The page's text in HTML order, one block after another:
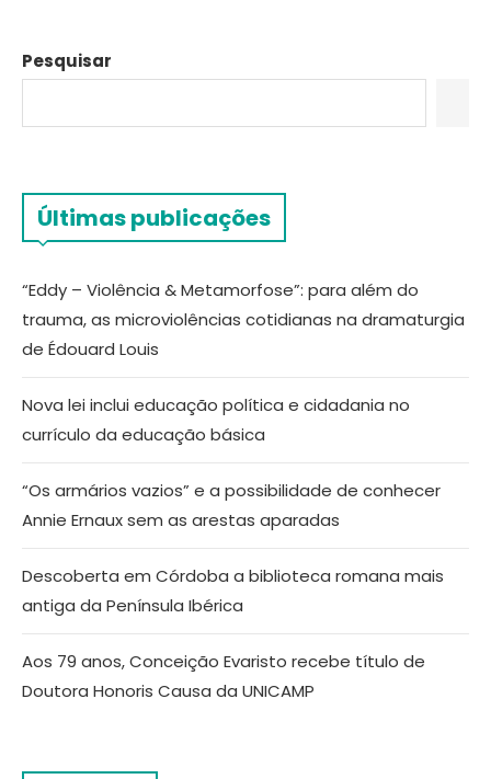
Pesquisar
Últimas publicações
“Eddy – Violência & Metamorfose”: para além do
trauma, as microviolências cotidianas na dramaturgia
de Édouard Louis
Nova lei inclui educação política e cidadania no
currículo da educação básica
“Os armários vazios” e a possibilidade de conhecer
Annie Ernaux sem as arestas aparadas
Descoberta em Córdoba a biblioteca romana mais
antiga da Península Ibérica
Aos 79 anos, Conceição Evaristo recebe título de
Doutora Honoris Causa da UNICAMP